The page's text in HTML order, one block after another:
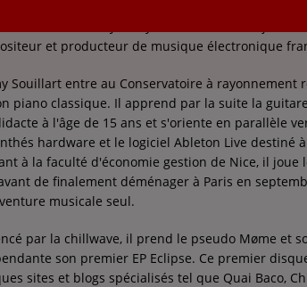
et producteur de musique électronique
Souillart entre au Conservatoire à rayonnement
piano classique. Il apprend par la suite la
à l'âge de 15 ans et s'oriente en parallèle
hardware et le logiciel Ableton Live destiné
à la faculté d'économie gestion de Nice, il joue
de finalement déménager à Paris en
musicale seul.
par la chillwave, il prend le pseudo Møme et
son premier EP Eclipse. Ce premier
sites et blogs spécialisés tel que Quai Baco,